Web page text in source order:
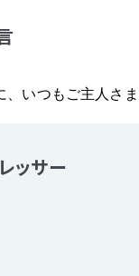
いつもご主人さ
ッサー